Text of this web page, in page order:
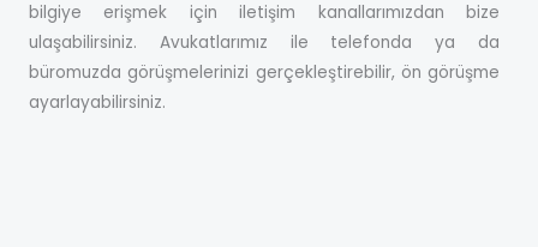
bilgiye erişmek için iletişim kanallarımızdan bize
ulaşabilirsiniz. Avukatlarımız ile telefonda ya da
büromuzda görüşmelerinizi gerçekleştirebilir, ön görüşme
ayarlayabilirsiniz.